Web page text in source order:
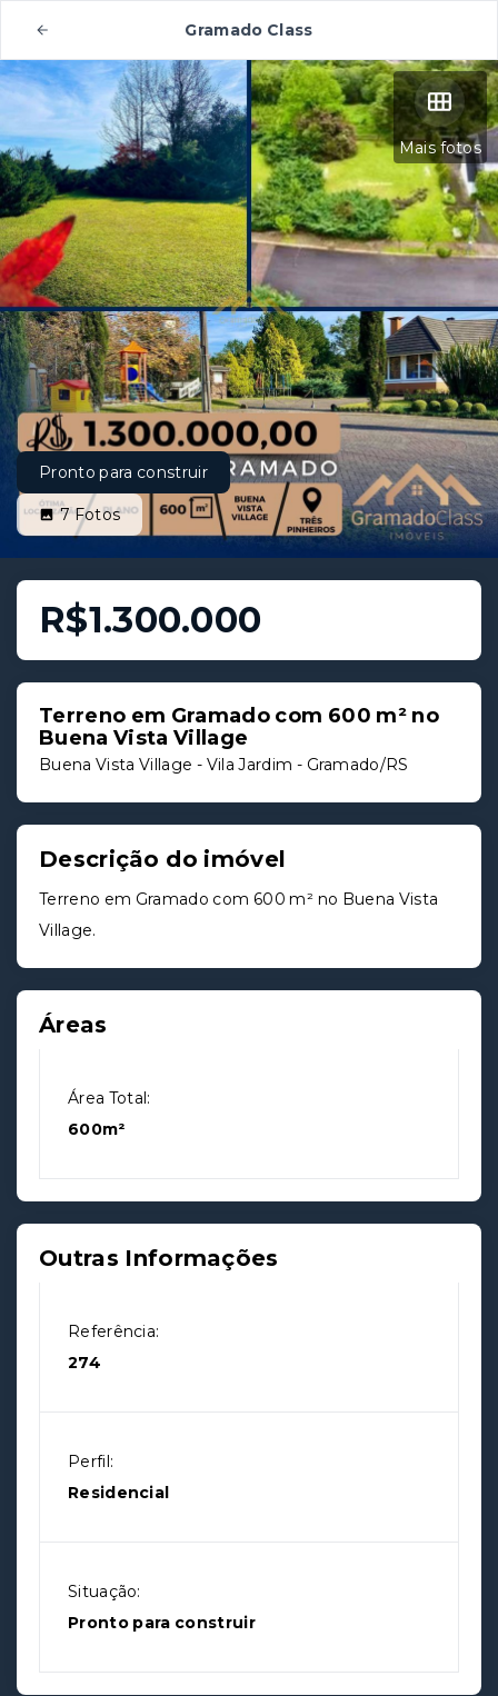
Gramado Class
Mais fotos
Pronto para construir
7Fotos
R$1.300.000
Terreno em Gramado com 600 m² no
Buena Vista Village
Buena Vista Village - Vila Jardim - Gramado/RS
Descrição do imóvel
Terreno em Gramado com 600 m² no Buena Vista
Village.
Áreas
Área Total:
600m²
Outras Informações
Referência:
274
Perfil:
Residencial
Situação:
Pronto para construir